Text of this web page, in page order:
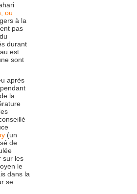
ou
à la
pas
durant
est
sont
après
la
(un
de
sur les
le
dans la
se